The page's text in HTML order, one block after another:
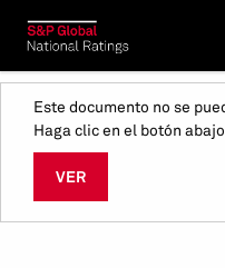
Este documento no se
Haga clic en el botón
VER